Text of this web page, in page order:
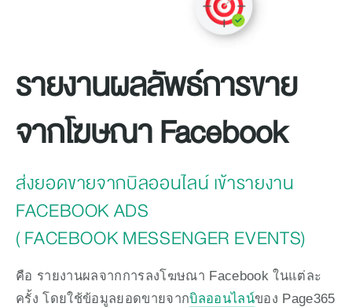
รายงานผลลัพธ์การขาย
จากโฆษณา Facebook
ส่งยอดขายจากบิลออนไลน์ เข้ารายงาน
FACEBOOK ADS
( FACEBOOK MESSENGER EVENTS)
คือ รายงานผลจากการลงโฆษณา Facebook ในแต่ละ
ครั้ง โดยใช้ข้อมูลยอดขายจากบิลออนไลน์ของ Page365